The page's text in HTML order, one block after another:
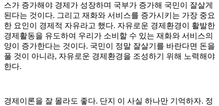
스가 증가해야 경제가 성장하며 국부가 증가해 국민이 잘살게
된다는 것이다. 그리고 재화와 서비스를 증가시키는 가장 중요
한 요인이 경제적 자유라고 했다. 자유로운 경제환경이 활발한
경제활동을 유도하여 우리가 소비할 수 있는 재화와 서비스의
양이 증가한다는 것이다. 국민이 정말 잘살기를 바란다면 돈을
풀 것이 아니라, 자유로운 경제환경을 조성하기 위해 노력해야
한다.
경제이론을 잘 몰라도 좋다. 단지 이 사실 하나만 기억하자. 정